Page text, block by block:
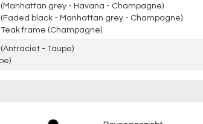
grey - Havana - Champagne)
black - Manhattan grey - Champagne)
frame (Champagne)
- Taupe)